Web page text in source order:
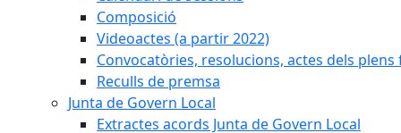
Composició
Videoactes (a partir 2022)
Convocatòries, resolucions, actes dels plens
Reculls de premsa
Junta de Govern Local
Extractes acords Junta de Govern Local